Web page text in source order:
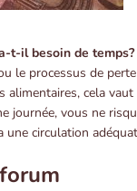
t-il besoin de temps?
le processus de
cela
journée, vous ne
une circulation